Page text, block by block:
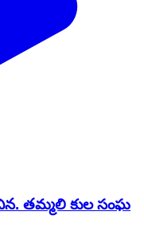
తమ్మలి కుల సంఘ